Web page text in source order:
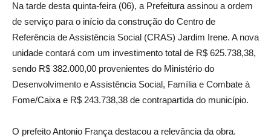
Na tarde desta quinta-feira (06), a Prefeitura assinou a ordem
de serviço para o início da construção do Centro de
Referência de Assistência Social (CRAS) Jardim Irene. A nova
unidade contará com um investimento total de R$ 625.738,38,
sendo R$ 382.000,00 provenientes do Ministério do
Desenvolvimento e Assistência Social, Família e Combate à
Fome/Caixa e R$ 243.738,38 de contrapartida do município.
O prefeito Antonio França destacou a relevância da obra.